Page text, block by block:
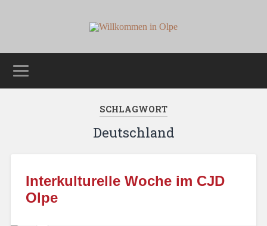
SCHLAGWORT
Deutschland
Interkulturelle Woche im CJD
Olpe